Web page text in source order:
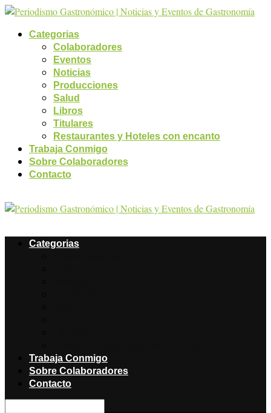
Categorias
Colaboradores
Eventos
Noticias
Producciones
Salud
Libros
Titulares
Restaurantes y Hoteles con encanto
Trabaja Conmigo
Sobre Colaboradores
Contacto
Categorias
Trabaja Conmigo
Sobre Colaboradores
Contacto